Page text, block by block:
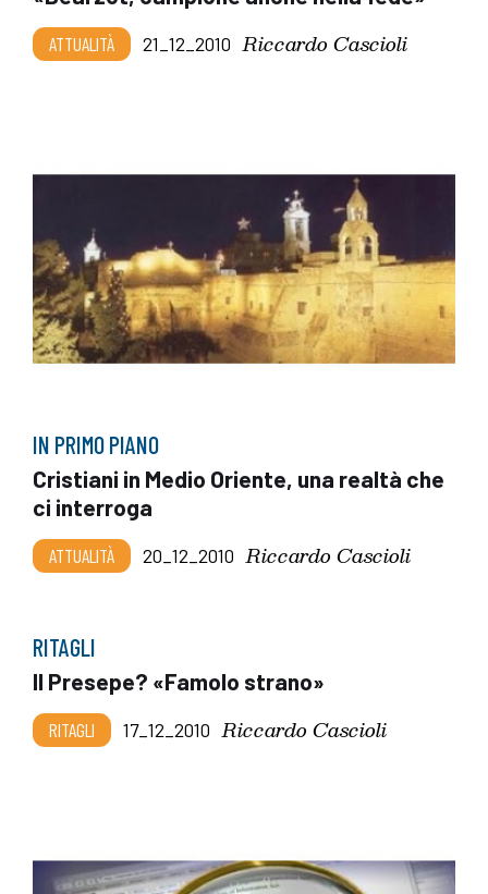
ATTUALITÀ 21_12_2010 Riccardo Cascioli
IN PRIMO PIANO
Cristiani in Medio Oriente, una realtà che
ci interroga
ATTUALITÀ 20_12_2010 Riccardo Cascioli
RITAGLI
Il Presepe? «Famolo strano»
RITAGLI 17_12_2010 Riccardo Cascioli